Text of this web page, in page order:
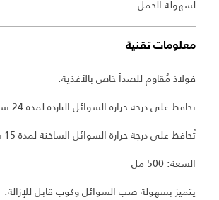
لسهولة الحمل.
معلومات تقنية
فولاذ مُقاوم للصدأ خاص بالأغذية.
تحافظ على درجة حرارة السوائل الباردة لمدة 24 ساعة.
تُحافظ على درجة حرارة السوائل الساخنة لمدة 15 ساعة.
السعة: 500 مل
يتميز بسهولة صب السوائل وكوب قابل للإزالة.